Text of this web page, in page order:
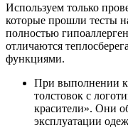
Используем только
которые прошли тесты
полностью
отличаются
функциями.
При выполнении
толстовок с
красители». Они
эксплуатации